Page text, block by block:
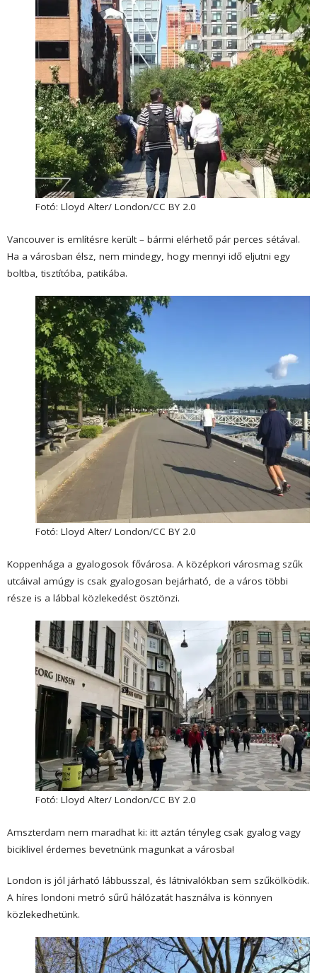
Fotó: Lloyd Alter/ London/CC BY 2.0
Vancouver is említésre került – bármi elérhető pár perces sétával.
Ha a városban élsz, nem mindegy, hogy mennyi idő eljutni egy
boltba, tisztítóba, patikába.
Fotó: Lloyd Alter/ London/CC BY 2.0
Koppenhága a gyalogosok fővárosa. A középkori városmag szűk
utcáival amúgy is csak gyalogosan bejárható, de a város többi
része is a lábbal közlekedést ösztönzi.
Fotó: Lloyd Alter/ London/CC BY 2.0
Amszterdam nem maradhat ki: itt aztán tényleg csak gyalog vagy
biciklivel érdemes bevetnünk magunkat a városba!
London is jól járható lábbusszal, és látnivalókban sem szűkölködik.
A híres londoni metró sűrű hálózatát használva is könnyen
közlekedhetünk.